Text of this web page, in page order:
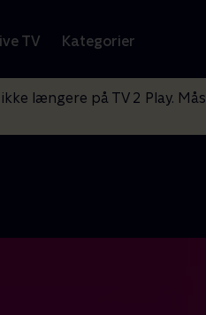
TV Kategorier
længere på TV 2 Play.